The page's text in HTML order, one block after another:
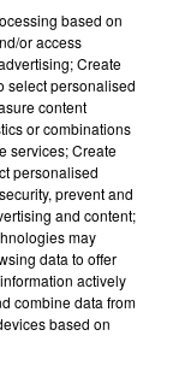
mais
PRENDRE
les
pour
autant, le
des micro-
lorsqu'ils
forme
que durant
based on
or access
Create
select personalised
content
or combinations
services; Create
personalised
prevent and
and content;
may
data to offer
actively
combine data from
based on